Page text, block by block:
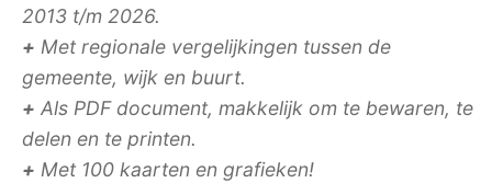
2013 t/m 2026.
+ Met regionale vergelijkingen tussen de
gemeente, wijk en buurt.
+ Als PDF document, makkelijk om te bewaren, te
delen en te printen.
+ Met 100 kaarten en grafieken!